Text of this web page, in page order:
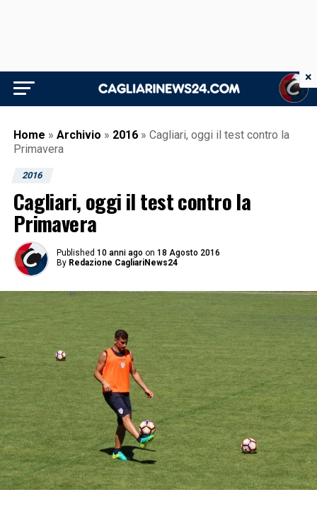
Home » Archivio » 2016 » Cagliari, oggi il test contro la
Primavera
2016
Cagliari, oggi il test contro la
Primavera
Published 10 anni ago on 18 Agosto 2016
By Redazione CagliariNews24
×